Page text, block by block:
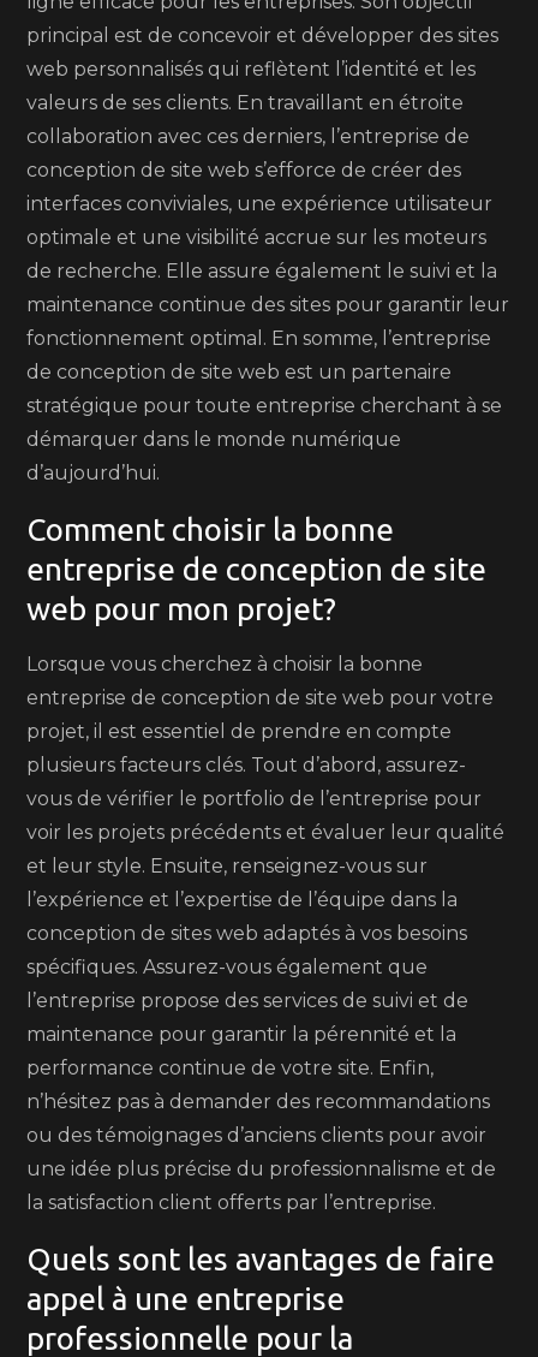
principal est de concevoir et développer des sites
web personnalisés qui reflètent l’identité et les
valeurs de ses clients. En travaillant en étroite
collaboration avec ces derniers, l’entreprise de
conception de site web s’efforce de créer des
interfaces conviviales, une expérience utilisateur
optimale et une visibilité accrue sur les moteurs
de recherche. Elle assure également le suivi et la
maintenance continue des sites pour garantir leur
fonctionnement optimal. En somme, l’entreprise
de conception de site web est un partenaire
stratégique pour toute entreprise cherchant à se
démarquer dans le monde numérique
d’aujourd’hui.
Comment choisir la bonne
entreprise de conception de site
web pour mon projet?
Lorsque vous cherchez à choisir la bonne
entreprise de conception de site web pour votre
projet, il est essentiel de prendre en compte
plusieurs facteurs clés. Tout d’abord, assurez-
vous de vérifier le portfolio de l’entreprise pour
voir les projets précédents et évaluer leur qualité
et leur style. Ensuite, renseignez-vous sur
l’expérience et l’expertise de l’équipe dans la
conception de sites web adaptés à vos besoins
spécifiques. Assurez-vous également que
l’entreprise propose des services de suivi et de
maintenance pour garantir la pérennité et la
performance continue de votre site. Enfin,
n’hésitez pas à demander des recommandations
ou des témoignages d’anciens clients pour avoir
une idée plus précise du professionnalisme et de
la satisfaction client offerts par l’entreprise.
Quels sont les avantages de faire
appel à une entreprise
professionnelle pour la